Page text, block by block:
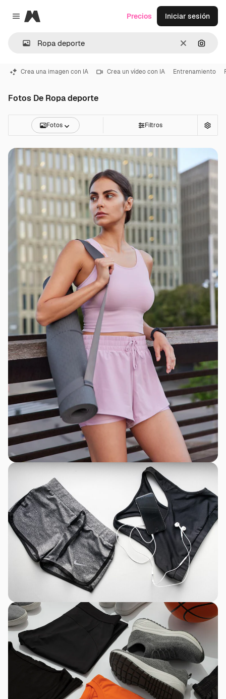
Close menu
Magnific
Borrar
Precios Iniciar sesión
Crea una imagen con IA Crea un vídeo con IA Entrenamiento
Fotos De Ropa deporte
Fotos Filtros